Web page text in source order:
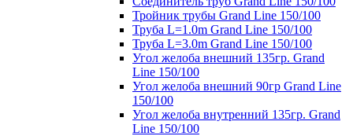
Тройник трубы Grand Line 150/100
Труба L=1.0m Grand Line 150/100
Труба L=3.0m Grand Line 150/100
Угол желоба внешний 135гр. Grand
Line 150/100
Угол желоба внешний 90гр Grand Line
150/100
Угол желоба внутренний 135гр. Grand
Line 150/100